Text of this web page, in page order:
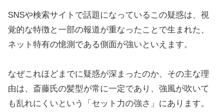
SNSや検索サイトで話題になっているこの疑惑は、視
覚的な特徴と一部の報道が重なったことで生まれた、
ネット特有の憶測である側面が強いといえます。
なぜこれほどまでに疑惑が深まったのか、その主な理
由は、斎藤氏の髪型が常に一定であり、強風が吹いて
も乱れにくいという「セット力の強さ」にあります。